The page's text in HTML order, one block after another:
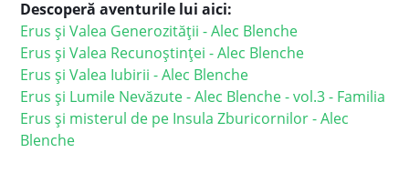
Descoperă aventurile lui aici:
Erus şi Valea Generozității - Alec Blenche
Erus şi Valea Recunoştinţei - Alec Blenche
Erus și Valea Iubirii - Alec Blenche
Erus și Lumile Nevăzute - Alec Blenche - vol.3 - Familia
Erus și misterul de pe Insula Zburicornilor - Alec
Blenche